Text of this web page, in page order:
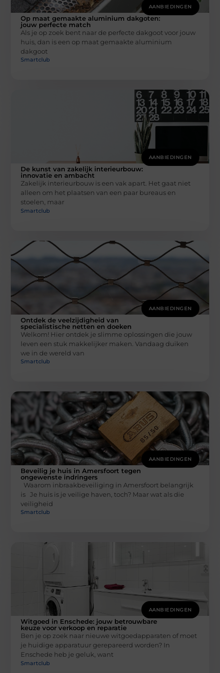
AANBIEDINGEN
Op maat gemaakte aluminium dakgoten:
jouw perfecte match
Als je op zoek bent naar de perfecte dakgoot voor jouw
huis, dan is een op maat gemaakte aluminium
dakgoot
Smartclub
AANBIEDINGEN
De kunst van zakelijk interieurbouw:
innovatie en ambacht
Zakelijk interieurbouw is een vak apart. Het gaat niet
alleen om het plaatsen van een paar bureaus en
stoelen, maar
Smartclub
AANBIEDINGEN
Ontdek de veelzijdigheid van
specialistische netten en doeken
Welkom! Hier ontdek je slimme oplossingen die jouw
leven een stuk makkelijker maken. Vandaag duiken
we in de wereld van
Smartclub
AANBIEDINGEN
Beveilig je huis in Amersfoort tegen
ongewenste indringers
Waarom inbraakbeveiliging in Amersfoort belangrijk
is Je huis is je veilige haven, toch? Maar wat als die
veiligheid
Smartclub
AANBIEDINGEN
Witgoed in Enschede: jouw betrouwbare
keuze voor verkoop en reparatie
Ben je op zoek naar nieuwe witgoedapparaten of moet
je huidige apparatuur gerepareerd worden? In
Enschede heb je geluk, want
Smartclub